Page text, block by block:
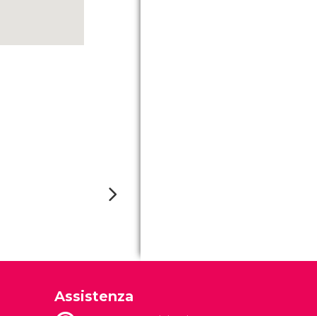
Assistenza